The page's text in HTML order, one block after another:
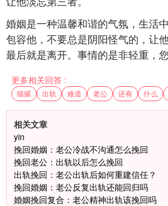
婚姻是一种温馨和谐的气氛，生活
包容他，不要总是阴阳怪气的，让
最后就是离开。事情的是非轻重，
更多相关回答 :
猫腻 出轨 难道 老公 还有 什么
相关文章
yin
挽回婚姻：老公冷战不沟通怎么挽回
挽回老公：出轨以后怎么挽回
出轨挽回：老公出轨后如何重建信任？
挽回婚姻：老公反复出轨还能回归吗
婚姻挽回复合：老公精神出轨该挽回吗